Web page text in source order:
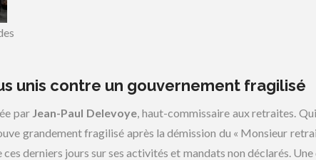
unis contre un gouvernement fragilisé
par Jean-Paul Delevoye, haut-commissaire aux retraites.
grandement fragilisé après la démission du « Monsieur
derniers jours sur ses activités et mandats non déclarés.